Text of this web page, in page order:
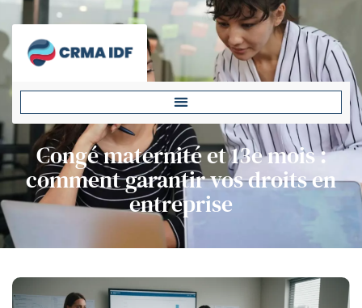
Congé maternité et 13e mois :
comment garantir vos droits en
entreprise